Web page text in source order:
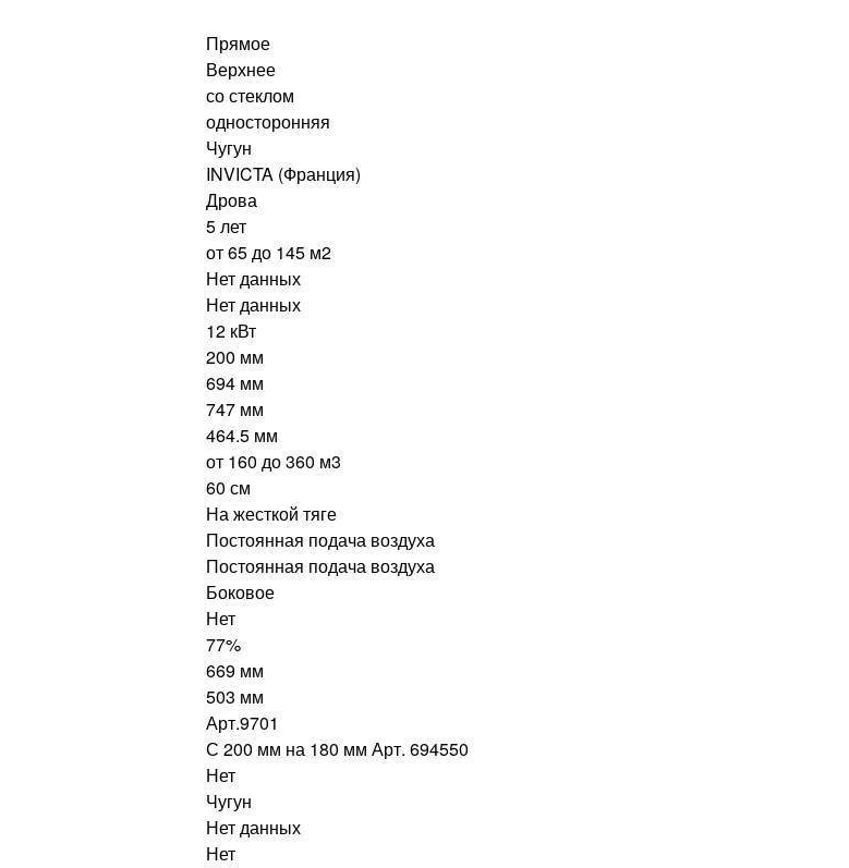
Прямое
Верхнее
со стеклом
односторонняя
Чугун
INVICTA (Франция)
Дрова
5 лет
от 65 до 145 м2
Нет данных
Нет данных
12 кВт
200 мм
694 мм
747 мм
464.5 мм
от 160 до 360 м3
60 см
На жесткой тяге
Постоянная подача воздуха
Постоянная подача воздуха
Боковое
Нет
77%
669 мм
503 мм
Арт.9701
С 200 мм на 180 мм Арт. 694550
Нет
Чугун
Нет данных
Нет